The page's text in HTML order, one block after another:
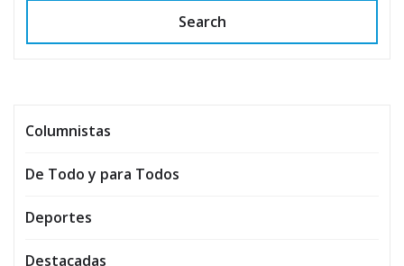
Search
Columnistas
De Todo y para Todos
Deportes
Destacadas